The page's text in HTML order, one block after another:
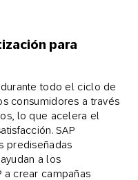
para
todo el ciclo de
consumidores a través
lo que acelera el
SAP
prediseñadas
a los
a crear campañas